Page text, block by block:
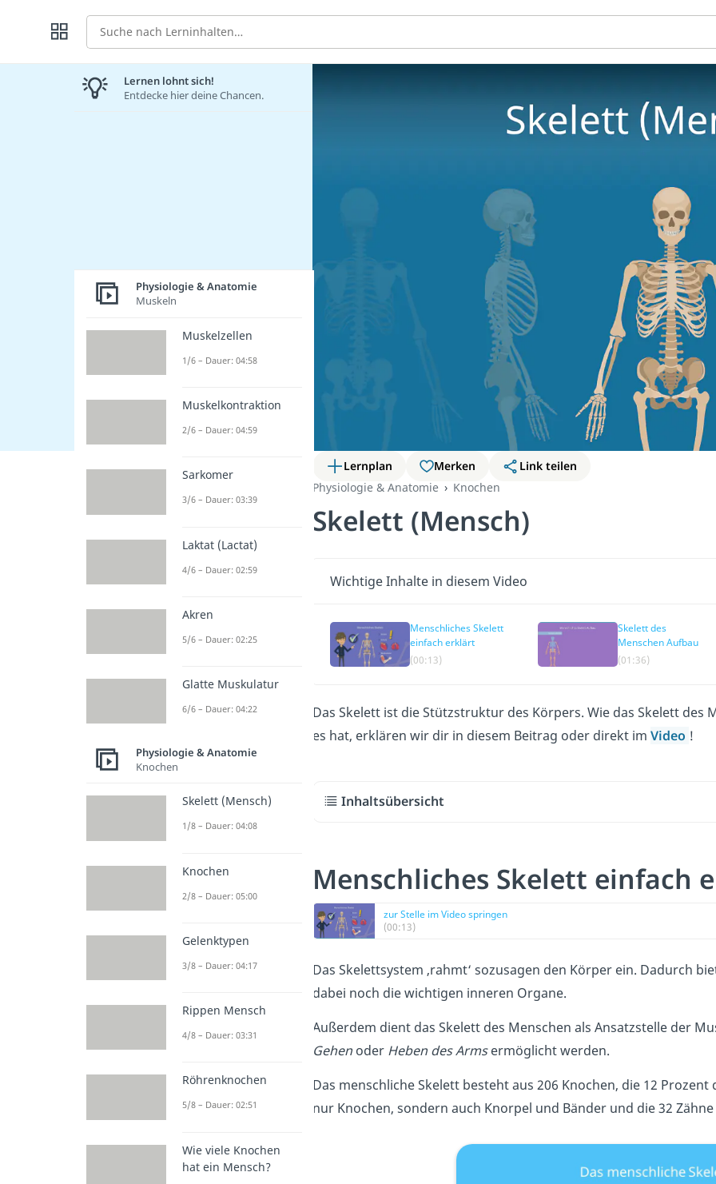
Suche
Lernplan Merken
Link teilen
Physiologie & Anatomie
Knochen
Skelett (Mensch)
Wichtige Inhalte in diesem Video
Menschliches Skelett
einfach erklärt
(00:13)
Skelett des
Menschen Aufbau
(01:36)
Das Skelett ist die Stützstruktur des Körpers. Wie das Skelett
es hat, erklären wir dir in diesem Beitrag oder direkt im Video !
Inhaltsübersicht
Menschliches Skelett einfach
zur Stelle im Video springen
(00:13)
Das Skelettsystem ‚rahmt‘ sozusagen den Körper ein. Dadurch
dabei noch die wichtigen inneren Organe.
Außerdem dient das Skelett des Menschen als Ansatzstelle der
Gehen oder Heben des Armsermöglicht werden.
Das menschliche Skelett besteht aus 206 Knochen, die 12
nur Knochen, sondern auch Knorpel und Bänder und die 32
Lernen lohnt sich!
Entdecke hier deine Chancen.
Physiologie & Anatomie
Muskeln
Muskelzellen
1/6 – Dauer: 04:58
Muskelkontraktion
2/6 – Dauer: 04:59
Sarkomer
3/6 – Dauer: 03:39
Laktat (Lactat)
4/6 – Dauer: 02:59
Akren
5/6 – Dauer: 02:25
Glatte Muskulatur
6/6 – Dauer: 04:22
Physiologie & Anatomie
Knochen
Skelett (Mensch)
1/8 – Dauer: 04:08
Knochen
2/8 – Dauer: 05:00
Gelenktypen
3/8 – Dauer: 04:17
Rippen Mensch
4/8 – Dauer: 03:31
Röhrenknochen
5/8 – Dauer: 02:51
Wie viele Knochen
hat ein Mensch?